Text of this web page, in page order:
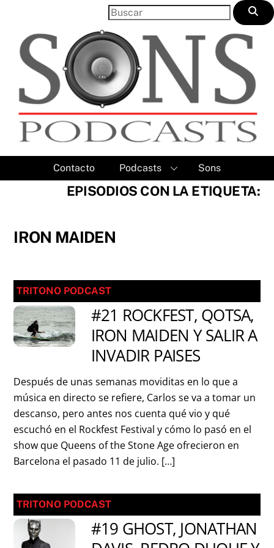
content
Contacto Podcasts Sons
EPISODIOS CON LA ETIQUETA:
IRON MAIDEN
TRITONO PODCAST
#21 ROCKFEST, QOTSA,
IRON MAIDEN Y SALIR A
INVADIR PAISES
Después de unas semanas moviditas en lo que a
música en directo se refiere, Carlos se va a tomar un
descanso, pero antes nos cuenta qué vio y qué
escuchó en el Rockfest Festival y cómo lo pasó en el
show que Queens of the Stone Age ofrecieron en
Barcelona el pasado 11 de julio. […]
TRITONO PODCAST
#19 GHOST, JONATHAN